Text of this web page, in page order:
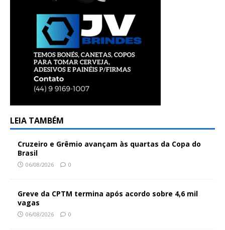
LEIA TAMBÉM
Cruzeiro e Grêmio avançam às quartas da Copa do
Brasil
06/08/2026 0
Greve da CPTM termina após acordo sobre 4,6 mil
vagas
06/08/2026 0